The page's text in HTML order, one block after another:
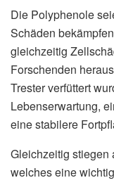
Die Polyphenole
Schäden
gleichzeitig
Forschenden
Trester verfüttert
Lebenserwartung,
eine stabilere
Gleichzeitig stiegen
welches eine